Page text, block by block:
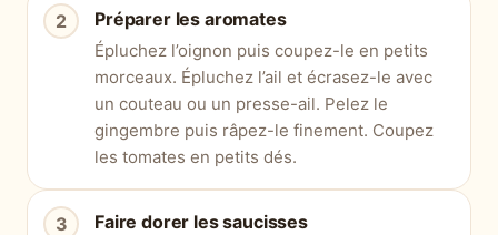
Préparer les aromates
Épluchez l’oignon puis coupez-le en petits
morceaux. Épluchez l’ail et écrasez-le avec
un couteau ou un presse-ail. Pelez le
gingembre puis râpez-le finement. Coupez
les tomates en petits dés.
Faire dorer les saucisses